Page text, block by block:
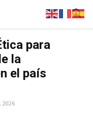
para
la
el país